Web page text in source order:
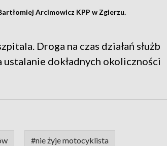
Arcimowicz KPP w Zgierzu.
Droga na czas działań służb
dokładnych okoliczności
#nie żyje motocyklista